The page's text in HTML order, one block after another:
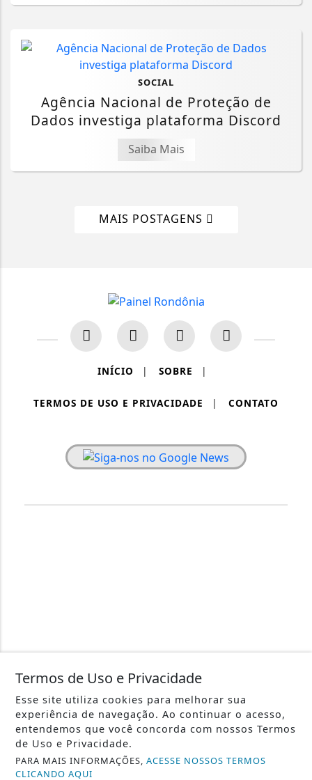
SOCIAL
Agência Nacional de Proteção de
Dados investiga plataforma Discord
Saiba Mais
MAIS POSTAGENS
INÍCIO | SOBRE |
TERMOS DE USO E PRIVACIDADE | CONTATO
Termos de Uso e Privacidade
Esse site utiliza cookies para melhorar sua
experiência de navegação. Ao continuar o acesso,
entendemos que você concorda com nossos Termos
de Uso e Privacidade.
PARA MAIS INFORMAÇÕES,ACESSE NOSSOS TERMOS
CLICANDO AQUI